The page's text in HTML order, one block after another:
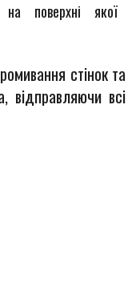
поверхні якої
стінок та
відправляючи всі